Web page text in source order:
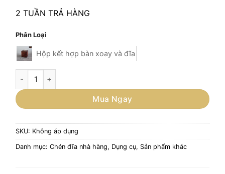
2 TUẦN TRẢ HÀNG
Phân Loại
Hộp kết hợp bàn xoay và đĩa
Hộp Gỗ kết hợp đĩa xoay nghệ thuật số lượng
Mua Ngay
SKU: Không áp dụng
Danh mục: Chén đĩa nhà hàng, Dụng cụ, Sản phẩm khác